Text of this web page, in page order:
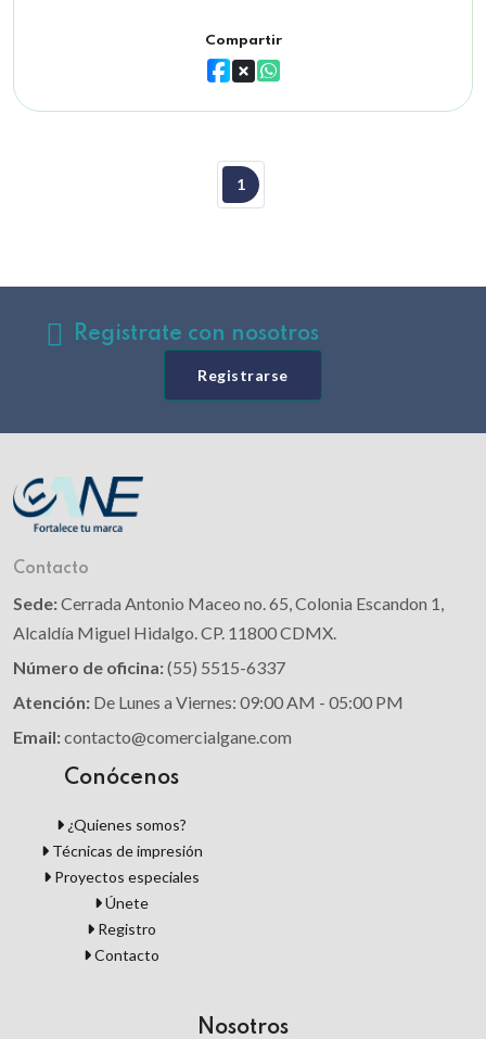
Compartir
1
Registrate con nosotros
Registrarse
Contacto
Sede:Cerrada Antonio Maceo no. 65, Colonia Escandon 1,
Alcaldía Miguel Hidalgo. CP. 11800 CDMX.
Número de oficina:(55) 5515-6337
Atención: De Lunes a Viernes: 09:00 AM - 05:00 PM
Email:contacto@comercialgane.com
Conócenos
¿Quienes somos?
Técnicas de impresión
Proyectos especiales
Únete
Registro
Contacto
Nosotros